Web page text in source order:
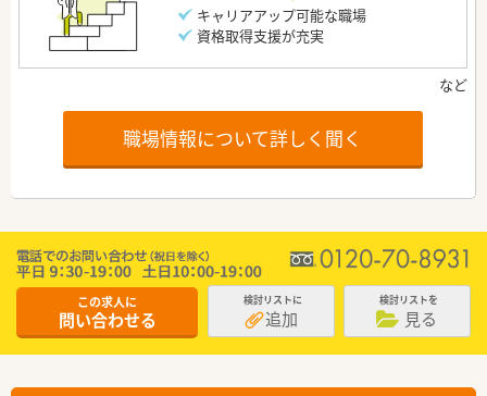
キャリアアップ可能な職場
資格取得支援が充実
職場情報について詳しく聞く
この求人に
問い合わせる
検討リストに
追加
検討リストを
見る